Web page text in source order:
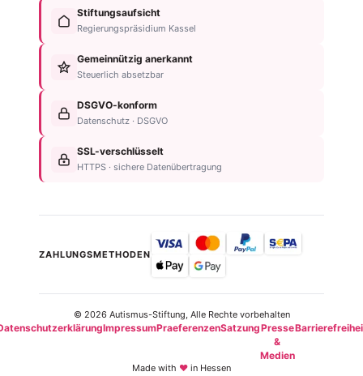
Autismus
Anzeichen
Diagnose
Betroffene
Einrichtungsübersicht
Im
Testament
Nachlassplanung
Zustiftung
Kind
absichern
Vorteile
Stiftungsaufsicht
Regierungspräsidium Kassel
Gemeinnützig anerkannt
Steuerlich absetzbar
DSGVO-konform
Datenschutz · DSGVO
SSL-verschlüsselt
HTTPS · sichere Datenübertragung
ZAHLUNGSMETHODEN
© 2026 Autismus-Stiftung, Alle Rechte vorbehalten
ImpressumPraeferenzenSatzungPresse
&
Medien
Made with ♥ in Hessen